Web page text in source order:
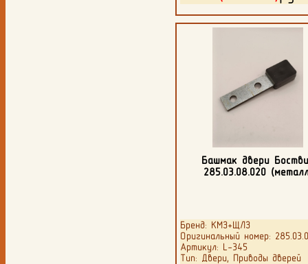
Башмак двери
285.03.08.020
Бренд: КМЗ+ЩЛЗ
Оригинальный номер:
Артикул: L-345
Тип: Двери, Приводы дверей